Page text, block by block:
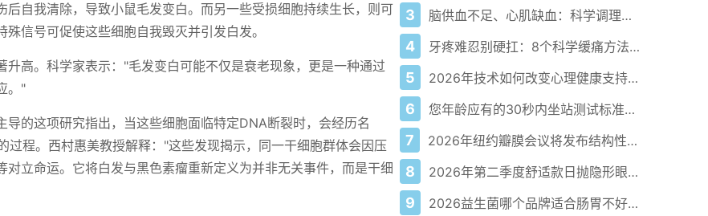
自我清除，导致小鼠毛发变白。而另一些受损细胞持续生长，则可
信号可促使这些细胞自我毁灭并引发白发。
高。科学家表示："毛发变白可能不仅是衰老现象，更是一种通过
。"
导的这项研究指出，当这些细胞面临特定DNA断裂时，会经历名
程。西村惠美教授解释："这些发现揭示，同一干细胞群体会因压
立命运。它将白发与黑色素瘤重新定义为并非无关事件，而是干细
3 脑供血不足、心肌缺血：科学调理全攻略
4 牙疼难忍别硬扛：8个科学缓痛方法收好
5 2026年技术如何改变心理健康支持的获取方式
6 您年龄应有的30秒内坐站测试标准次数
7 2026年纽约瓣膜会议将发布结构性心脏病最新研究成果
8 2026年第二季度舒适款日抛隐形眼镜推荐，优瞳主打长效佩戴体验
9 2026益生菌哪个品牌适合肠胃不好的人，常年饱受肠胃病痛看过来，梳理实用十大品牌